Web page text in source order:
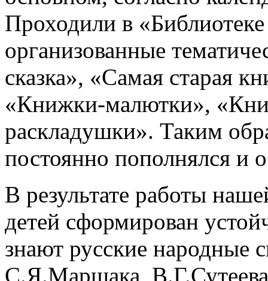
Проходили в
организованные
сказка», «Самая старая
«Книжки-малютки»,
раскладушки». Таким
постоянно пополнялся и
В результате работы
детей сформирован
знают русские народные
С.Я.Маршака,